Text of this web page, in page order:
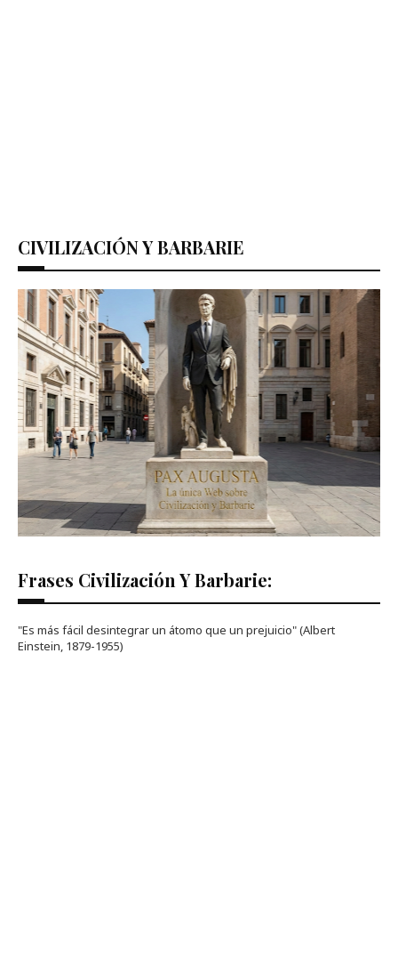
CIVILIZACIÓN Y BARBARIE
Frases Civilización Y Barbarie:
"Es más fácil desintegrar un átomo que un prejuicio" (Albert
Einstein, 1879-1955)